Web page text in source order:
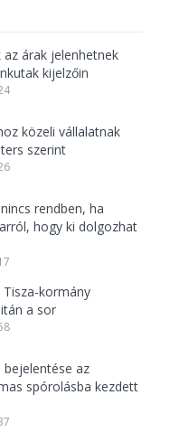
árak jelenhetnek
kijelzőin
közeli vállalatnak
szerint
rendben, ha
hogy ki dolgozhat
Tisza-kormány
a sor
az
spórolásba kezdett